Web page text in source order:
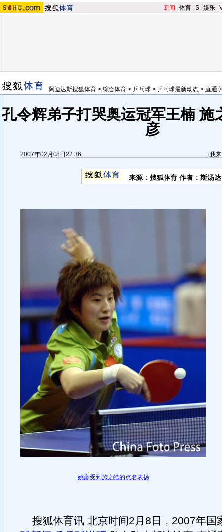
新闻 -体育-S-娱乐-
阿迪达斯搜狐体育 > 综合体育 > 乒乓球 > 乒乓球最新动态 > 直通
孔令辉弟子打哭奥运冠军王楠 施
彦
2007年02月08日22:36 [我
来源：搜狐体育 作者：斯汤达
姚彦受到施之皓的点名表扬
搜狐体育讯 北京时间2月8日，2007年国